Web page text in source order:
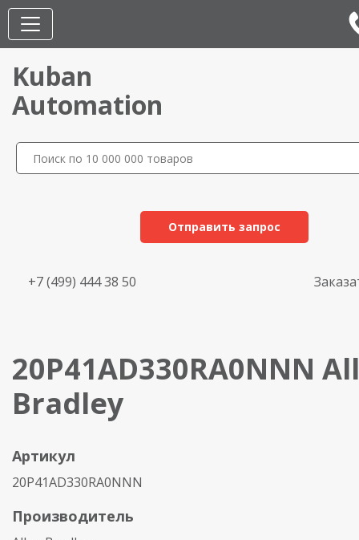
Kuban
Automation
Отправить запрос
+7 (499) 444 38 50
20P41AD330RA0NNN
Bradley
Артикул
20P41AD330RA0NNN
Производитель